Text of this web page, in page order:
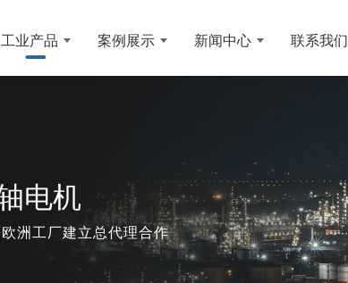
工业产品 案例展示 新闻中心 联系我们
电机
洲工厂建立总代理合作